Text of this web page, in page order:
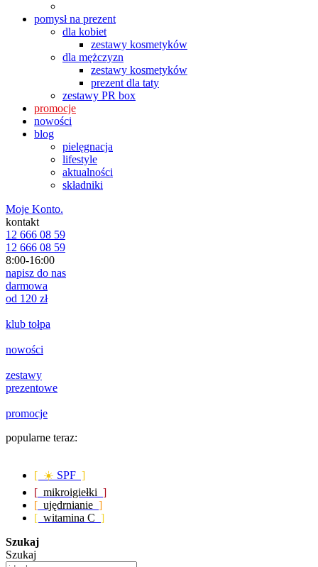
pomysł na prezent
dla kobiet
zestawy kosmetyków
dla mężczyzn
zestawy kosmetyków
prezent dla taty
zestawy PR box
promocje
nowości
blog
pielęgnacja
lifestyle
aktualności
składniki
Moje Konto.
kontakt
12 666 08 59
12 666 08 59
8:00-16:00
napisz do nas
darmowa
od 120 zł
klub tołpa
nowości
zestawy
prezentowe
promocje
popularne teraz:
[ ☀️ SPF ]
[ mikroigiełki ]
[ ujędrnianie ]
[ witamina C ]
Szukaj
Szukaj